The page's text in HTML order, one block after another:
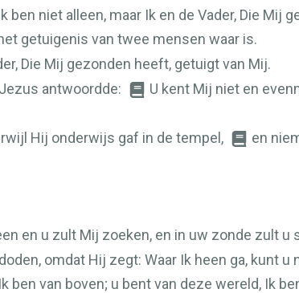
ben niet alleen, maar Ik en de Vader, Die Mij
getuigenis van twee mensen waar is.
Die Mij gezonden heeft, getuigt van Mij.
antwoordde: U kent Mij niet en
Hij onderwijs gaf in de tempel,
en
en u zult Mij zoeken, en in uw zonde zult u
omdat Hij zegt: Waar Ik heen ga, kunt u
ben van boven; u bent van deze wereld, Ik